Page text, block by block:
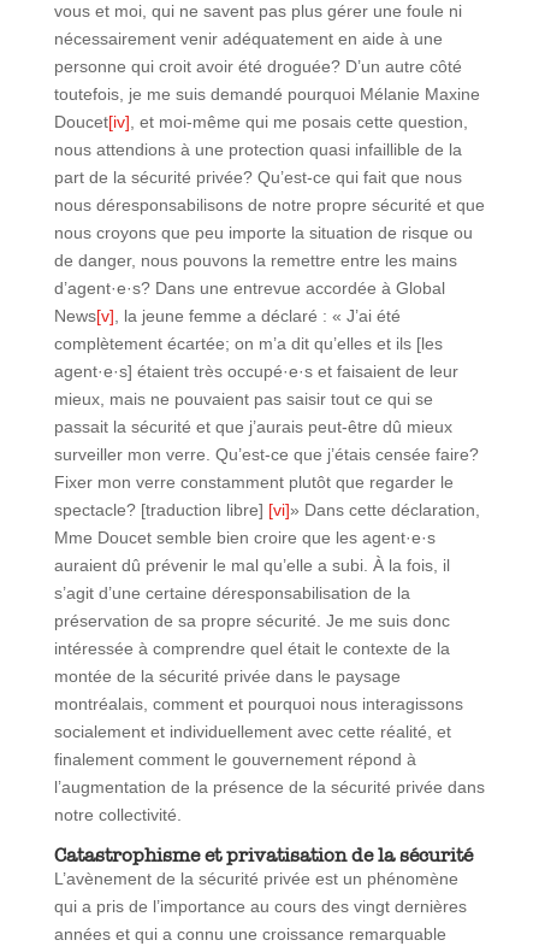
vous et moi, qui ne savent pas plus gérer une foule ni
nécessairement venir adéquatement en aide à une
personne qui croit avoir été droguée? D’un autre côté
toutefois, je me suis demandé pourquoi Mélanie Maxine
Doucet[iv] , et moi-même qui me posais cette question,
nous attendions à une protection quasi infaillible de la
part de la sécurité privée? Qu’est-ce qui fait que nous
nous déresponsabilisons de notre propre sécurité et que
nous croyons que peu importe la situation de risque ou
de danger, nous pouvons la remettre entre les mains
d’agent·e·s? Dans une entrevue accordée à Global
News[v] , la jeune femme a déclaré : « J’ai été
complètement écartée; on m’a dit qu’elles et ils [les
agent·e·s] étaient très occupé·e·s et faisaient de leur
mieux, mais ne pouvaient pas saisir tout ce qui se
passait la sécurité et que j’aurais peut-être dû mieux
surveiller mon verre. Qu’est-ce que j’étais censée faire?
Fixer mon verre constamment plutôt que regarder le
spectacle? [traduction libre] [vi]» Dans cette déclaration,
Mme Doucet semble bien croire que les agent·e·s
auraient dû prévenir le mal qu’elle a subi. À la fois, il
s’agit d’une certaine déresponsabilisation de la
préservation de sa propre sécurité. Je me suis donc
intéressée à comprendre quel était le contexte de la
montée de la sécurité privée dans le paysage
montréalais, comment et pourquoi nous interagissons
socialement et individuellement avec cette réalité, et
finalement comment le gouvernement répond à
l’augmentation de la présence de la sécurité privée dans
notre collectivité.
Catastrophisme et privatisation de la sécurité
L’avènement de la sécurité privée est un phénomène
qui a pris de l’importance au cours des vingt dernières
années et qui a connu une croissance remarquable